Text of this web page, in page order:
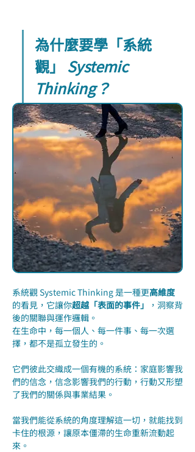
為什麼要學「系統
觀」 Systemic
Thinking？
系統觀 Systemic Thinking 是一種更高維度
的看見，它讓你超越「表面的事件」
，洞察背
後的關聯與運作邏輯。
在生命中，每一個人、每一件事、每一次選
擇，都不是孤立發生的。
它們彼此交織成一個有機的系統：家庭影響我
們的信念，信念影響我們的行動，行動又形塑
了我們的關係與事業結果。
當我們能從系統的角度理解這一切，就能找到
卡住的根源，讓原本僵滯的生命重新流動起
來。